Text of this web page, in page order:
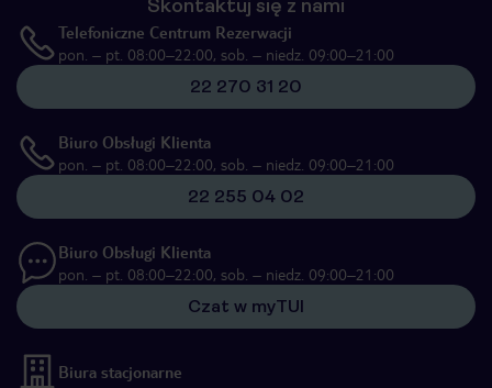
Skontaktuj się z nami
Telefoniczne Centrum Rezerwacji
pon. – pt. 08:00–22:00, sob. – niedz. 09:00–21:00
22 270 31 20
Biuro Obsługi Klienta
pon. – pt. 08:00–22:00, sob. – niedz. 09:00–21:00
22 255 04 02
Biuro Obsługi Klienta
pon. – pt. 08:00–22:00, sob. – niedz. 09:00–21:00
Czat w myTUI
Biura stacjonarne